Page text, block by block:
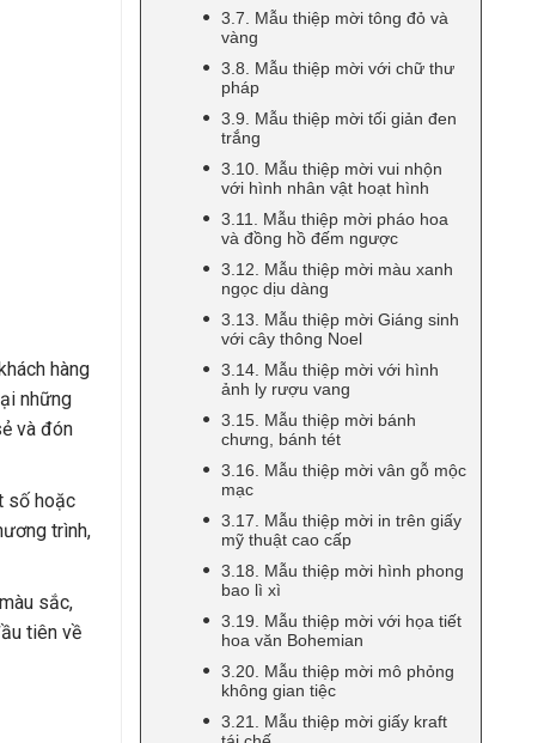
hàng
những
và đón
số hoặc
trình,
sắc,
tiên về
3.7. Mẫu thiệp mời tông đỏ và
vàng
3.8. Mẫu thiệp mời với chữ thư
pháp
3.9. Mẫu thiệp mời tối giản đen
trắng
3.10. Mẫu thiệp mời vui nhộn
với hình nhân vật hoạt hình
3.11. Mẫu thiệp mời pháo hoa
và đồng hồ đếm ngược
3.12. Mẫu thiệp mời màu xanh
ngọc dịu dàng
3.13. Mẫu thiệp mời Giáng sinh
với cây thông Noel
3.14. Mẫu thiệp mời với hình
ảnh ly rượu vang
3.15. Mẫu thiệp mời bánh
chưng, bánh tét
3.16. Mẫu thiệp mời vân gỗ mộc
mạc
3.17. Mẫu thiệp mời in trên giấy
mỹ thuật cao cấp
3.18. Mẫu thiệp mời hình phong
bao lì xì
3.19. Mẫu thiệp mời với họa tiết
hoa văn Bohemian
3.20. Mẫu thiệp mời mô phỏng
không gian tiệc
3.21. Mẫu thiệp mời giấy kraft